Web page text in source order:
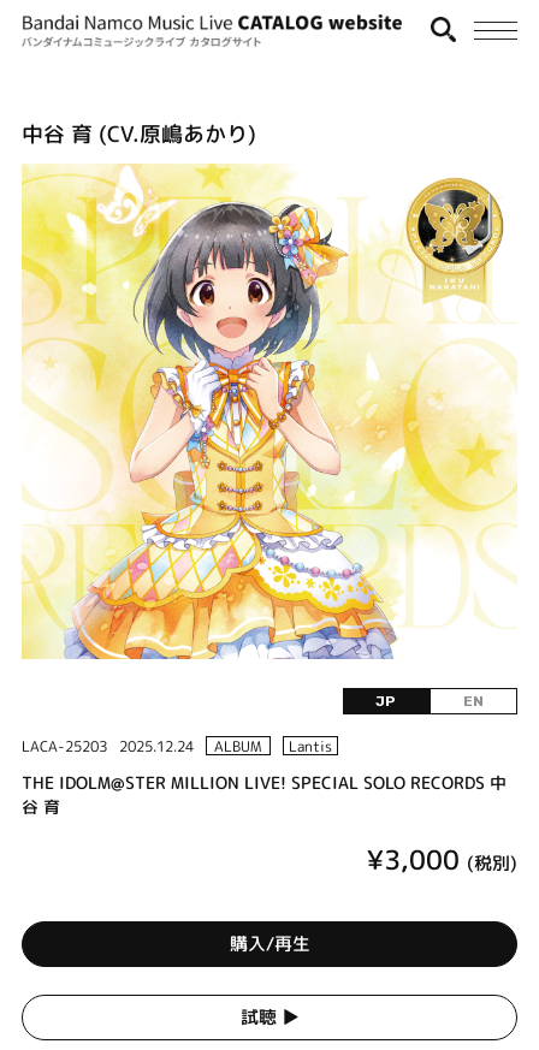
中谷 育 (CV.原嶋あかり)
JP EN
LACA-25203 2025.12.24 ALBUM Lantis
THE IDOLM@STER MILLION LIVE! SPECIAL SOLO RECORDS 中
谷 育
¥3,000 (税別)
購入/再生
試聴 ▶︎